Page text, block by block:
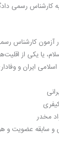
رسمی
آزمون کارشناس
یا یکی از
ایران و
مخدر
سابقه عضویت و